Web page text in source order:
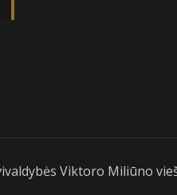
Viktoro Miliūno